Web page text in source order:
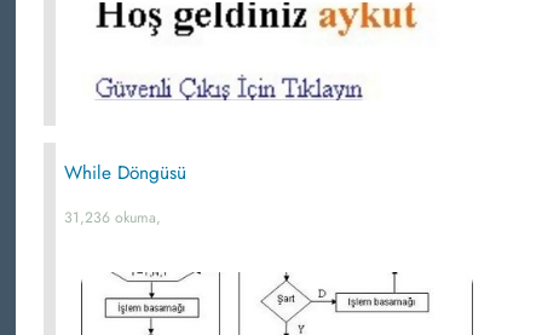
While Döngüsü
31,236 okuma,